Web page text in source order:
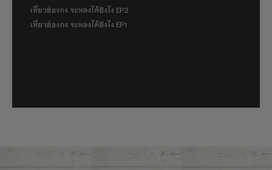
เที่ยวฮ่องกง จะหลงได้ยังไง EP2
เที่ยวฮ่องกง จะหลงได้ยังไง EP1